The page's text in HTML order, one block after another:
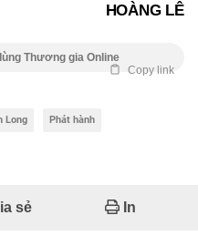
HOÀNG LÊ
Thương gia Online
Copy link
Long Phát hành
sẻ In